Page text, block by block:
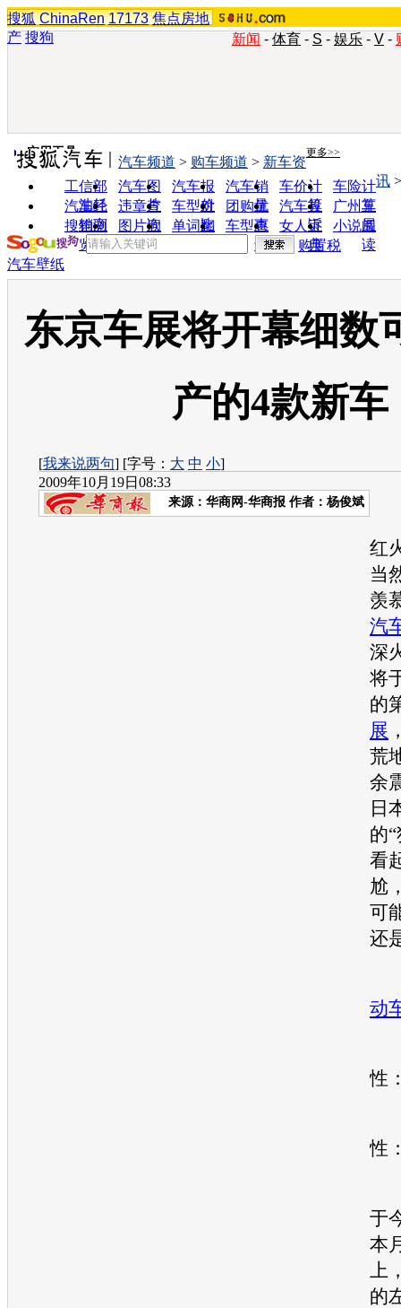
搜狐 ChinaRen 17173 焦点房地
产 搜狗 新闻 - 体育 - S - 娱乐 - V -
实用工具 更多>>
工信部
油耗
汽车图
片
汽车报
价
汽车销
量
车价计
算
车险计
算
汽车经
销商
违章查
询
车型对
比
团购优
惠
汽车投
诉
广州车
展
搜狗浏
览器
图片欣
赏
单词翻
车型查
询
女人宝
典
小说阅
读
汽车频道 > 购车频道 > 新车资
讯
购置税
汽车壁纸
东京车展将开幕细数
产的4款新车
[我来说两句] [字号： 大 中 小]
2009年10月19日08:33
来源： 华商网-华商报 作者：杨俊斌
红
当
羡
汽
深
将
的
展
荒
余
日
的
看
尬
可
还
动
性
性
于
本
上
的